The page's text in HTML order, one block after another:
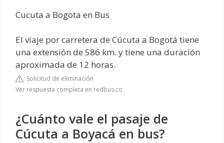
Cucuta a Bogota en Bus
El viaje por carretera de Cúcuta a Bogotá tiene
una extensión de 586 km. y tiene una duración
aproximada de 12 horas.
Solicitud de eliminación
Ver respuesta completa en redbus.co
¿Cuánto vale el pasaje de
Cúcuta a Boyacá en bus?